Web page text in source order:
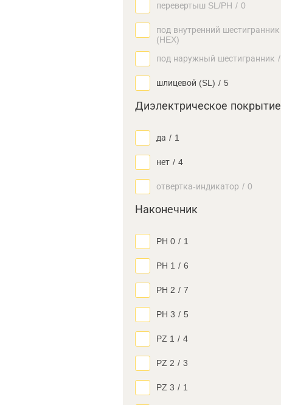
перевертыш SL/PH / 0
под внутренний шестигранник
(HEX)
под наружный шестигранник /
шлицевой (SL) / 5
Диэлектрическое покрытие
да / 1
нет / 4
отвертка-индикатор / 0
Наконечник
PH 0 / 1
PH 1 / 6
PH 2 / 7
PH 3 / 5
PZ 1 / 4
PZ 2 / 3
PZ 3 / 1